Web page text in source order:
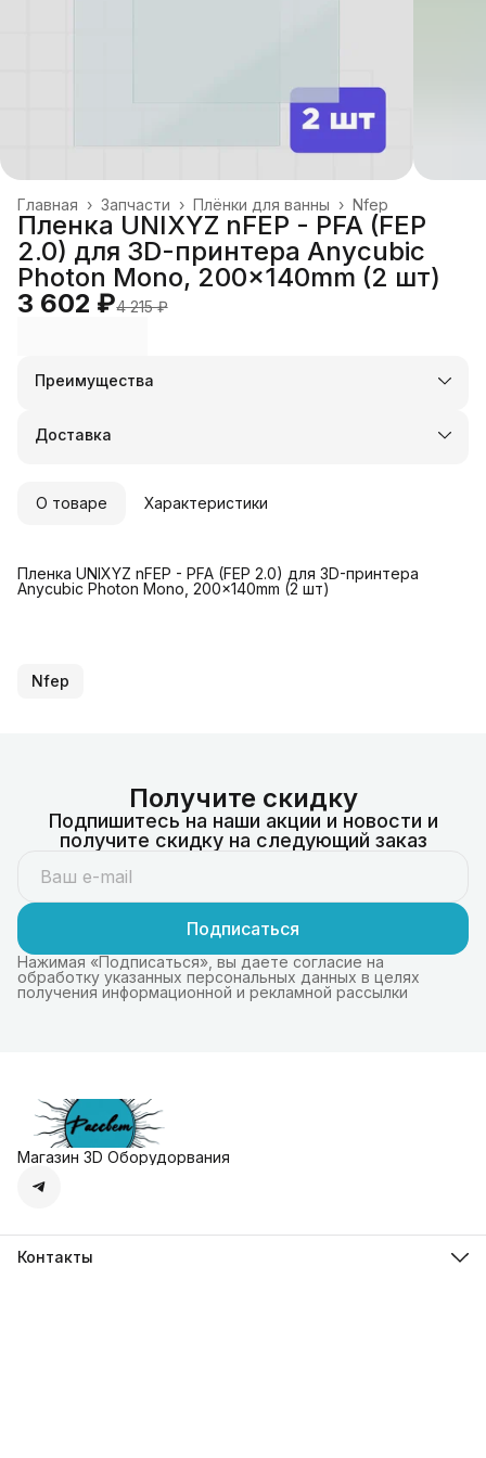
Nfep
Плёнки для ванны ›
Запчасти ›
Главная ›
Пленка UNIXYZ nFEP - PFA (FEP
2.0) для 3D-принтера Anycubic
Photon Mono, 200x140mm (2 шт)
3 602 ₽4 215 ₽
Преимущества
Оплата частями в Сплит
Удобный возврат
Доставка
О товаре Характеристики
Пленка UNIXYZ nFEP - PFA (FEP 2.0) для 3D-принтера
Anycubic Photon Mono, 200x140mm (2 шт)
Nfep
Получите скидку
Подпишитесь на наши акции и новости и
получите скидку на следующий заказ
Подписаться
Нажимая «Подписаться», вы даете согласие на
обработку указанных персональных данных в целях
получения информационной и рекламной рассылки
Магазин 3D Оборудорвания
Контакты